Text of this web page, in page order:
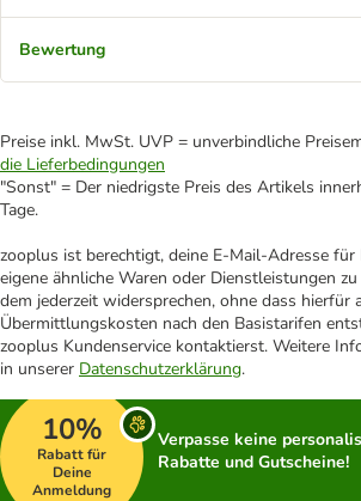
Bewertung
Preise inkl. MwSt. UVP = unverbindliche
die Lieferbedingungen
"Sonst" = Der niedrigste Preis des Artikels
Tage.
zooplus ist berechtigt, deine E-Mail-Adresse
eigene ähnliche Waren oder Dienstleistungen
dem jederzeit widersprechen, ohne dass hierfür
Übermittlungskosten nach den Basistarifen
zooplus Kundenservice kontaktierst. Weitere
in unserer Datenschutzerklärung.
10%
Rabatt für
Deine
Anmeldung
Verpasse keine
Rabatte und Gutscheine!